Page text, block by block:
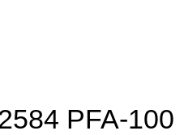
PFA-100